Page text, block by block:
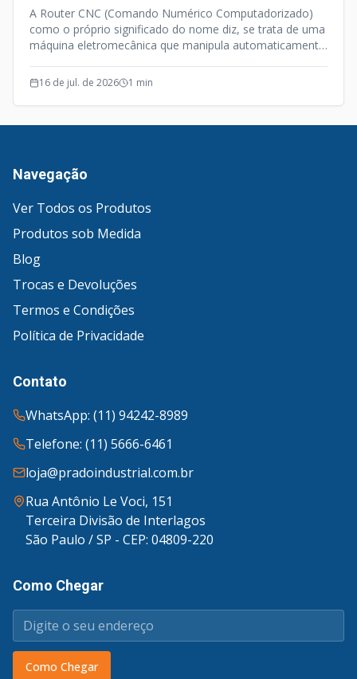
A Router CNC (Comando Numérico Computadorizado)
como o próprio significado do nome diz, se trata de uma
máquina eletromecânica que manipula automaticamente
programação computacional.
16 de jul. de 2026 1 min
Navegação
Ver Todos os Produtos
Produtos sob Medida
Blog
Trocas e Devoluções
Termos e Condições
Política de Privacidade
Contato
WhatsApp: (11) 94242-8989
Telefone: (11) 5666-6461
loja@pradoindustrial.com.br
Rua Antônio Le Voci, 151
Terceira Divisão de Interlagos
São Paulo / SP - CEP: 04809-220
Como Chegar
Como Chegar